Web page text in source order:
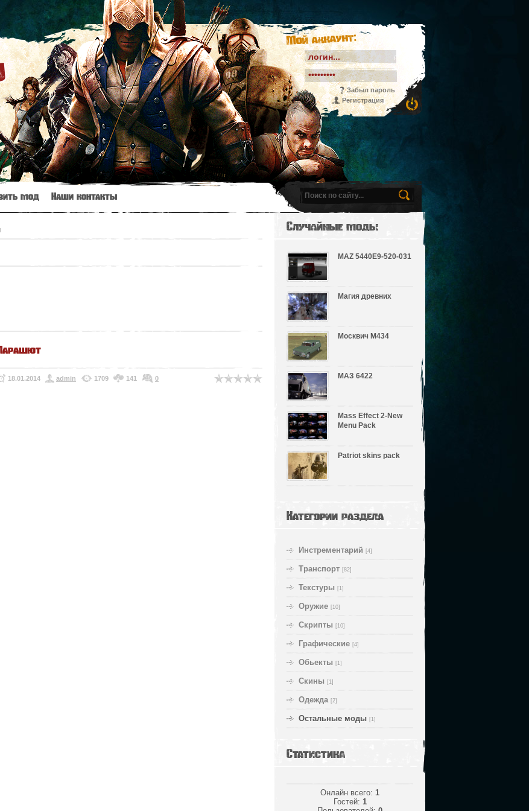
Мой аккаунт:
Забыл пароль
Регистрация
мод Наши контакты
18.01.2014 admin 1709 141 0
Случайные моды
MAZ 5440E9-520-031
Магия древних
Москвич М434
МАЗ 6422
Mass Effect 2-New
Menu Pack
Patriot skins pack
Категории раздела
Инстрементарий [4]
Транспорт [82]
Текстуры [1]
Оружие [10]
Скрипты [10]
Графические [4]
Обьекты [1]
Скины [1]
Одежда [2]
Остальные моды [1]
Статистика
Онлайн всего: 1
Гостей: 1